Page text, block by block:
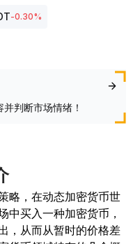
-0.30%
判断市场情绪！
略，在动态加密货币世
中买入一种加密货币，
，从而从暂时的价格差